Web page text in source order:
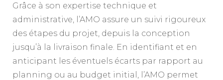
Grâce à son expertise technique et
administrative, l’AMO assure un suivi rigoureux
des étapes du projet, depuis la conception
jusqu’à la livraison finale. En identifiant et en
anticipant les éventuels écarts par rapport au
planning ou au budget initial, l’AMO permet